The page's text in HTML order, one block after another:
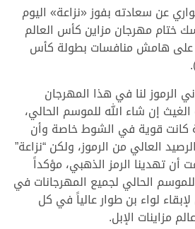
عن سعادته بفوز «نزاعة» اليوم
ختام مهرجان مزاين كأس العالم
على هامش منافسات بطولة كأس
الرموز لنا في هذا المهرجان
إن شاء الله للموسم الحالي،
كانت قوية في الشوط خاصة وأن
العالي من الرموز، ولكن “نزاعة”
تهدينا الرمز الذهبي، مؤكداً
الحالي لجميع المهرجانات في
لواء بن طوار عالياً في كل
مزاينات الإبل.